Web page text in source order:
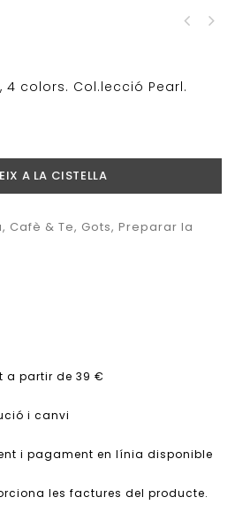
colors. Col.lecció Pearl.
A LA CISTELLA
, Cafè & Te, Gots, Preparar la
a partir de 39 €
i canvi
i pagament en línia disponible
les factures del producte.